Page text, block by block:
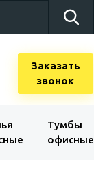
Заказать
звонок
Тумбы
офисные